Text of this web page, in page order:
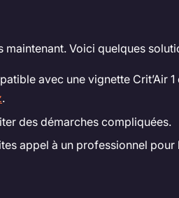
maintenant. Voici quelques
avec une vignette Crit’Air
.
des démarches compliquées.
appel à un professionnel pour